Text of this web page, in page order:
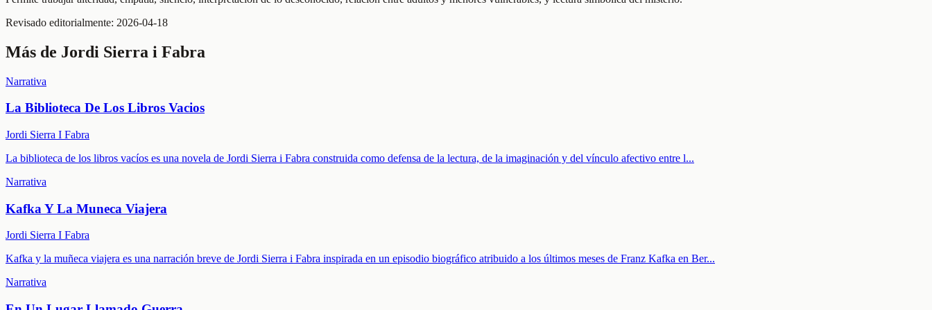
Revisado editorialmente: 2026-04-18
Más de Jordi Sierra i Fabra
Narrativa
La Biblioteca De Los Libros Vacios
Jordi Sierra I Fabra
La biblioteca de los libros vacíos es una novela de Jordi Sierra i Fabra construida como defensa de la lectura, de la imaginación y del vínculo afectivo entre l...
Narrativa
Kafka Y La Muneca Viajera
Jordi Sierra I Fabra
Kafka y la muñeca viajera es una narración breve de Jordi Sierra i Fabra inspirada en un episodio biográfico atribuido a los últimos meses de Franz Kafka en Ber...
Narrativa